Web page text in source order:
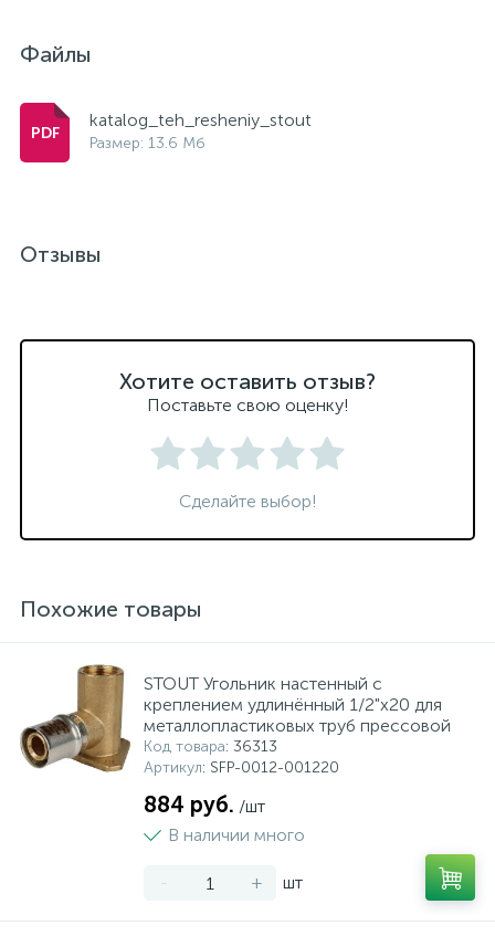
Файлы
katalog_teh_resheniy_stout
Размер: 13.6 Мб
Отзывы
Хотите оставить отзыв?
Поставьте свою оценку!
Сделайте выбор!
Похожие товары
STOUT Угольник настенный с
креплением удлинённый 1/2"х20 для
металлопластиковых труб прессовой
Код товара: 36313
Артикул: SFP-0012-001220
884 руб. /шт
В наличии много
- + шт